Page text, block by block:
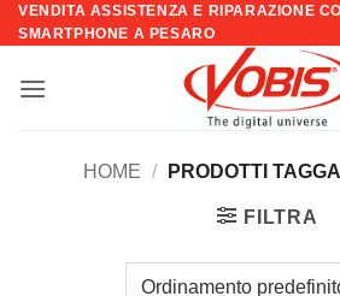
Salta
ai
VENDITA ASSISTENZA E RIPARAZIONE
SMARTPHONE A PESARO
HOME / PRODOTTI
FILTRA